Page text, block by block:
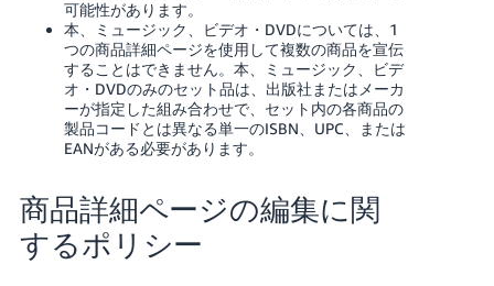
可能性があります。
本、ミュージック、ビデオ・DVDについては、1
つの商品詳細ページを使用して複数の商品を宣伝
することはできません。本、ミュージック、ビデ
オ・DVDのみのセット品は、出版社またはメーカ
ーが指定した組み合わせで、セット内の各商品の
製品コードとは異なる単一のISBN、UPC、または
EANがある必要があります。
商品詳細ページの編集に関
するポリシー